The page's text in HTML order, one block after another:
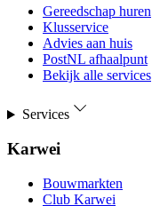
Gereedschap huren
Klusservice
Advies aan huis
PostNL afhaalpunt
Bekijk alle services
Services
Karwei
Bouwmarkten
Club Karwei